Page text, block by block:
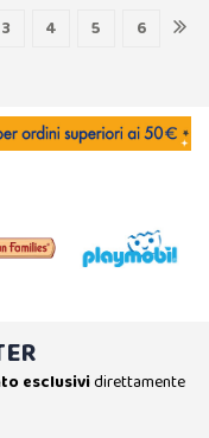
3 4 5 6
esclusividirettamente